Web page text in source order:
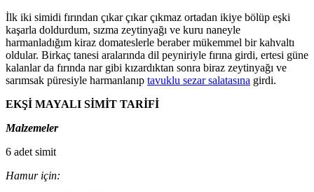
İlk iki simidi fırından çıkar çıkar çıkmaz ortadan ikiye bölüp eşki
kaşarla doldurdum, sızma zeytinyağı ve kuru naneyle
harmanladığım kiraz domateslerle beraber mükemmel bir kahvaltı
oldular. Birkaç tanesi aralarında dil peyniriyle fırına girdi, ertesi güne
kalanlar da fırında nar gibi kızardıktan sonra biraz zeytinyağı ve
sarımsak püresiyle harmanlanıp tavuklu sezar salatasına girdi.
EKŞİ MAYALI SİMİT TARİFİ
Malzemeler
6 adet simit
Hamur için: